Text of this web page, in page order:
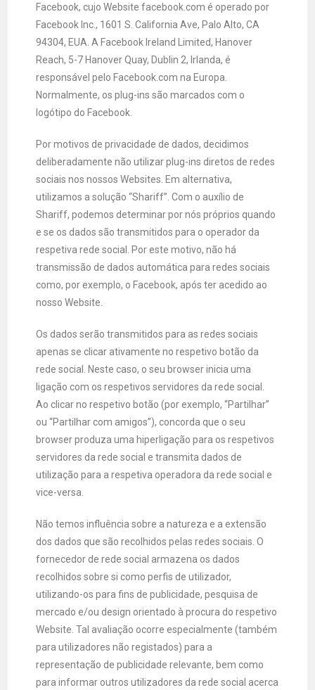
Facebook, cujo Website facebook.com é operado por
Facebook Inc., 1601 S. California Ave, Palo Alto, CA
94304, EUA. A Facebook Ireland Limited, Hanover
Reach, 5-7 Hanover Quay, Dublin 2, Irlanda, é
responsável pelo Facebook.com na Europa.
Normalmente, os plug-ins são marcados com o
logótipo do Facebook.
Por motivos de privacidade de dados, decidimos
deliberadamente não utilizar plug-ins diretos de redes
sociais nos nossos Websites. Em alternativa,
utilizamos a solução “Shariff”. Com o auxílio de
Shariff, podemos determinar por nós próprios quando
e se os dados são transmitidos para o operador da
respetiva rede social. Por este motivo, não há
transmissão de dados automática para redes sociais
como, por exemplo, o Facebook, após ter acedido ao
nosso Website.
Os dados serão transmitidos para as redes sociais
apenas se clicar ativamente no respetivo botão da
rede social. Neste caso, o seu browser inicia uma
ligação com os respetivos servidores da rede social.
Ao clicar no respetivo botão (por exemplo, “Partilhar”
ou “Partilhar com amigos”), concorda que o seu
browser produza uma hiperligação para os respetivos
servidores da rede social e transmita dados de
utilização para a respetiva operadora da rede social e
vice-versa.
Não temos influência sobre a natureza e a extensão
dos dados que são recolhidos pelas redes sociais. O
fornecedor de rede social armazena os dados
recolhidos sobre si como perfis de utilizador,
utilizando-os para fins de publicidade, pesquisa de
mercado e/ou design orientado à procura do respetivo
Website. Tal avaliação ocorre especialmente (também
para utilizadores não registados) para a
representação de publicidade relevante, bem como
para informar outros utilizadores da rede social acerca